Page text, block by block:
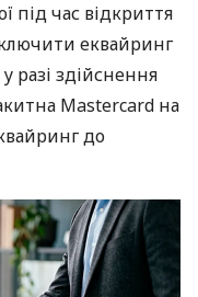
під час відкриття
еквайринг
разі здійснення
Mastercard на
до